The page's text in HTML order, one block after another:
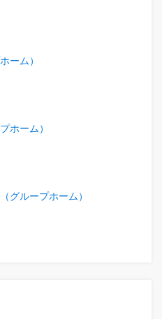
ーム）
ホーム）
グループホーム）